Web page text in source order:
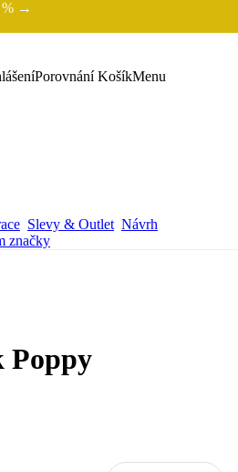
% →
Porovnání KošíkMenu
Slevy & Outlet Návrh
značky
Poppy